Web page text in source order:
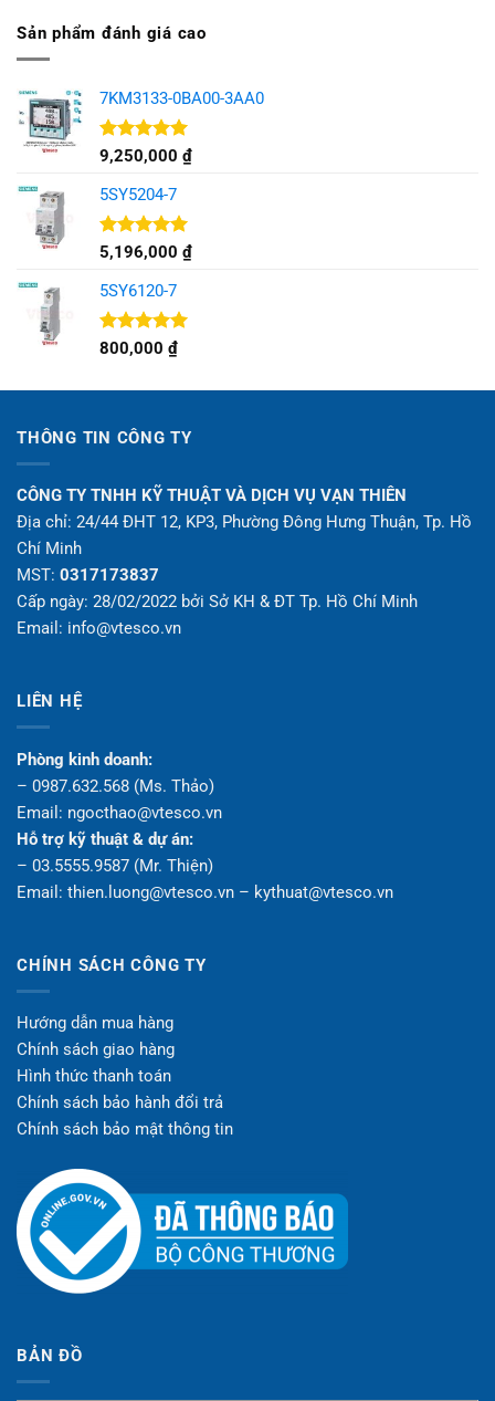
Sản phẩm đánh giá cao
7KM3133-0BA00-3AA0
Được xếp
5 sao
9,250,000 ₫
5SY5204-7
Được xếp
5 sao
5,196,000 ₫
5SY6120-7
Được xếp
800,000 ₫
THÔNG TIN CÔNG TY
CÔNG TY TNHH KỸ THUẬT VÀ DỊCH VỤ VẠN THIÊN
Địa chỉ: 24/44 ĐHT 12, KP3, Phường Đông Hưng Thuận, Tp. Hồ
Chí Minh
MST: 0317173837
Cấp ngày: 28/02/2022 bởi Sở KH & ĐT Tp. Hồ Chí Minh
Email: info@vtesco.vn
LIÊN HỆ
Phòng kinh doanh:
– 0987.632.568 (Ms. Thảo)
Email: ngocthao@vtesco.vn
Hỗ trợ kỹ thuật & dự án:
– 03.5555.9587 (Mr. Thiện)
Email: thien.luong@vtesco.vn – kythuat@vtesco.vn
CHÍNH SÁCH CÔNG TY
Hướng dẫn mua hàng
Chính sách giao hàng
Hình thức thanh toán
Chính sách bảo hành đổi trả
Chính sách bảo mật thông tin
BẢN ĐỒ